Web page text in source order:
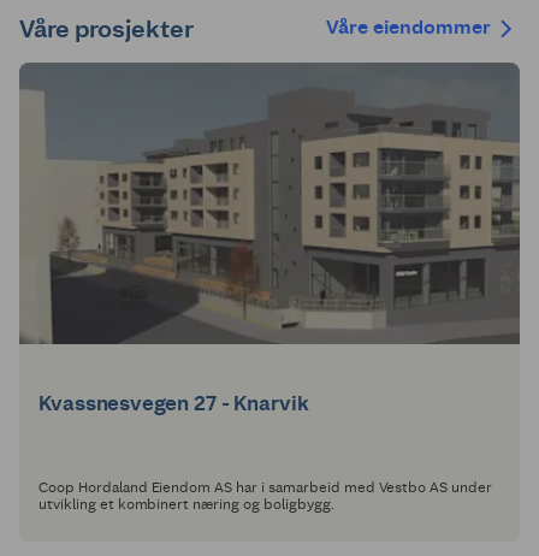
Våre prosjekter Våre eiendommer
Kvassnesvegen 27 - Knarvik
Coop Hordaland Eiendom AS har i samarbeid med Vestbo AS under
utvikling et kombinert næring og boligbygg.